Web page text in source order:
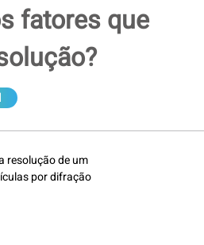
fatores que
resolução de um
por difração